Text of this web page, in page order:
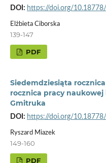
DOI: https://doi.org/
Elżbieta Ciborska
139-147
PDF
Siedemdziesiąta
rocznica pracy
Gmitruka
DOI: https://doi.org/
Ryszard Miazek
149-160
PDF